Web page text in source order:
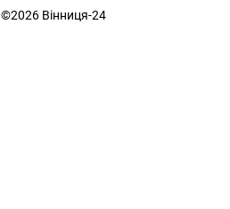
©2026 Вінниця-24